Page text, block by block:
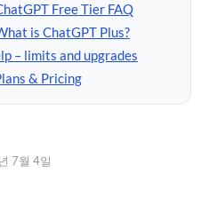
Free Tier FAQ
is ChatGPT Plus?
– limits and upgrades
& Pricing
7월 4일